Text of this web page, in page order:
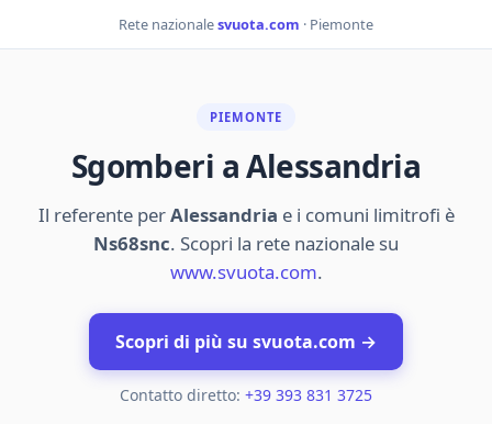
Rete nazionalesvuota.com · Piemonte
PIEMONTE
Sgomberi a Alessandria
Il referente perAlessandria e i comuni limitrofi è
Ns68snc. Scopri la rete nazionale su
www.svuota.com.
Scopri di più su svuota.com →
Contatto diretto: +39 393 831 3725